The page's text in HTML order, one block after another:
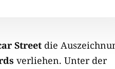
Street die
verliehen. Unter der